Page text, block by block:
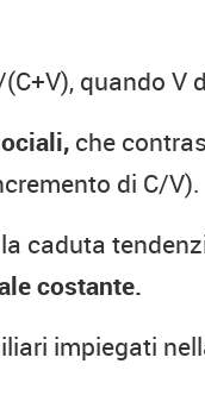
quando V
che
di C/V).
caduta
costante.
impiegati